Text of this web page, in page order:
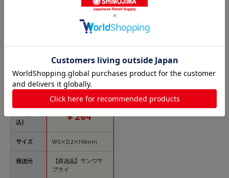
商品名
込)
サイズ
発送元
サンワサプライ ジャ
ンパピン 20個入 TK-J
1個）【直送品】
￥264
W5×D2×H6mm
【直送品】サンワサ
プライ